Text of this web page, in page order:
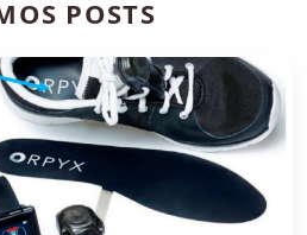
POSTS